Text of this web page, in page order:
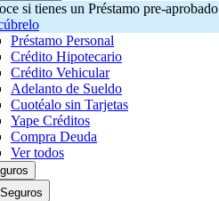
si tienes un Préstamo pre-aprobado
Préstamo Personal
Crédito Hipotecario
Crédito Vehicular
Adelanto de Sueldo
Cuotéalo sin Tarjetas
Yape Créditos
Compra Deuda
Ver todos
Seguros